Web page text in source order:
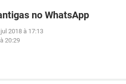
no WhatsApp
2018 à 17:13
20:29